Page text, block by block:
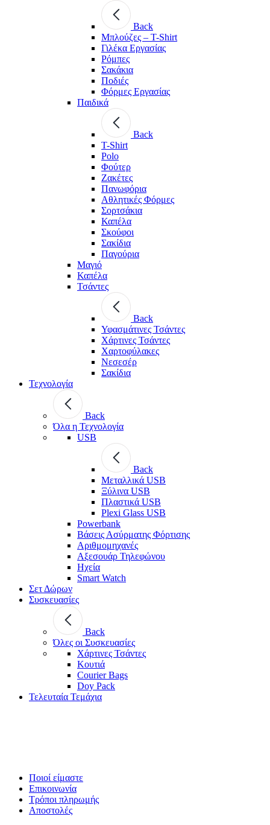
Back
Μπλούζες – T-Shirt
Γιλέκα Εργασίας
Ρόμπες
Σακάκια
Ποδιές
Φόρμες Εργασίας
Παιδικά
Back
T-Shirt
Polo
Φούτερ
Ζακέτες
Πανωφόρια
Αθλητικές Φόρμες
Σορτσάκια
Καπέλα
Σκούφοι
Σακίδια
Παγούρια
Μαγιό
Καπέλα
Τσάντες
Back
Υφασμάτινες Τσάντες
Χάρτινες Τσάντες
Χαρτοφύλακες
Νεσεσέρ
Σακίδια
Τεχνολογία
Back
Όλα η Τεχνολογία
USB
Back
Μεταλλικά USB
Ξύλινα USB
Πλαστικά USB
Plexi Glass USB
Powerbank
Βάσεις Ασύρματης Φόρτισης
Αριθμομηχανές
Αξεσουάρ Τηλεφώνου
Ηχεία
Smart Watch
Σετ Δώρων
Συσκευασίες
Back
Όλες οι Συσκευασίες
Χάρτινες Τσάντες
Κουτιά
Courier Bags
Doy Pack
Τελευταία Τεμάχια
Ποιοί είμαστε
Επικοινωνία
Τρόποι πληρωμής
Αποστολές